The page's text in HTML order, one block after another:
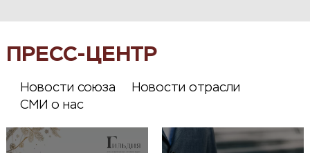
ПРЕСС-ЦЕНТР
Новости союза
Новости отрасли
СМИ о нас